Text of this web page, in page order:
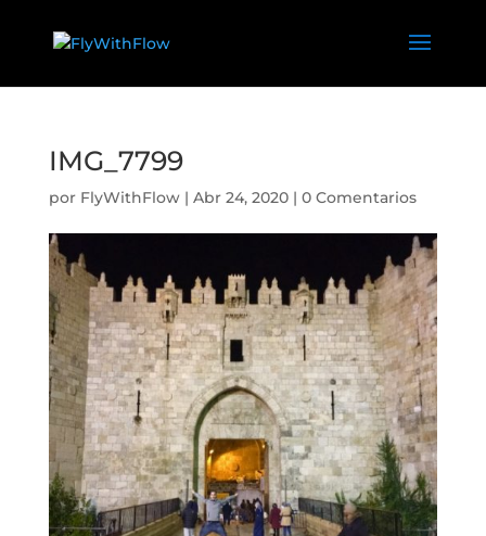
IMG_7799
por FlyWithFlow| Abr 24, 2020| 0 Comentarios